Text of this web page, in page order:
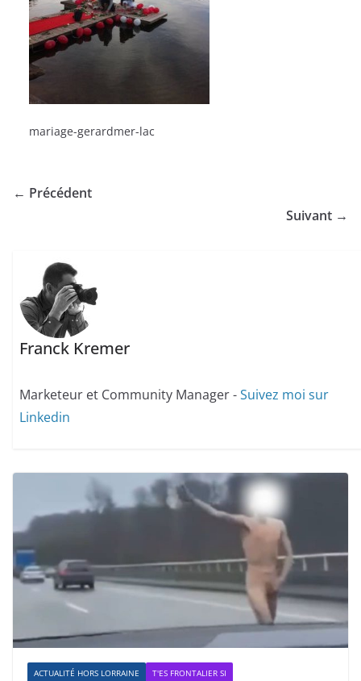
mariage-gerardmer-lac
← Précédent
Suivant →
Franck Kremer
Marketeur et Community Manager -Suivez moi sur
Linkedin
ACTUALITÉ HORS LORRAINE T'ES FRONTALIER SI